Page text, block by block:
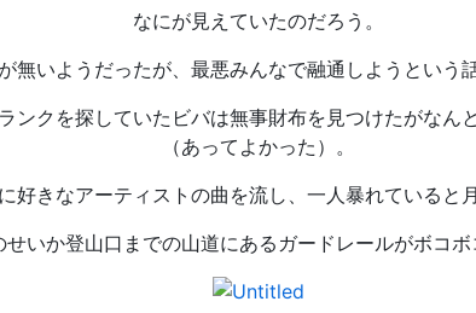
なにが見えていたのだろう。
無いようだったが、最悪みんなで融通しようという
ンクを探していたビバは無事財布を見つけたがなんと
（あってよかった）。
好きなアーティストの曲を流し、一人暴れていると
せいか登山口までの山道にあるガードレールがボコボ